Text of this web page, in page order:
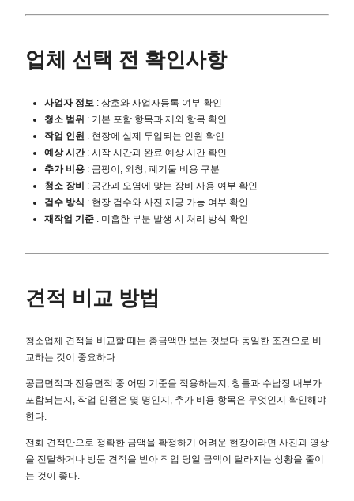
업체 선택 전 확인사항
사업자 정보 : 상호와 사업자등록 여부 확인
청소 범위 : 기본 포함 항목과 제외 항목 확인
작업 인원 : 현장에 실제 투입되는 인원 확인
예상 시간: 시작 시간과 완료 예상 시간 확인
추가 비용 : 곰팡이, 외창, 폐기물 비용 구분
청소 장비 : 공간과 오염에 맞는 장비 사용 여부 확인
검수 방식 : 현장 검수와 사진 제공 가능 여부 확인
재작업 기준 : 미흡한 부분 발생 시 처리 방식 확인
견적 비교 방법
청소업체 견적을 비교할 때는 총금액만 보는 것보다 동일한 조건으로 비
교하는 것이 중요하다.
공급면적과 전용면적 중 어떤 기준을 적용하는지, 창틀과 수납장 내부가
포함되는지, 작업 인원은 몇 명인지, 추가 비용 항목은 무엇인지 확인해야
한다.
전화 견적만으로 정확한 금액을 확정하기 어려운 현장이라면 사진과 영상
을 전달하거나 방문 견적을 받아 작업 당일 금액이 달라지는 상황을 줄이
는 것이 좋다.